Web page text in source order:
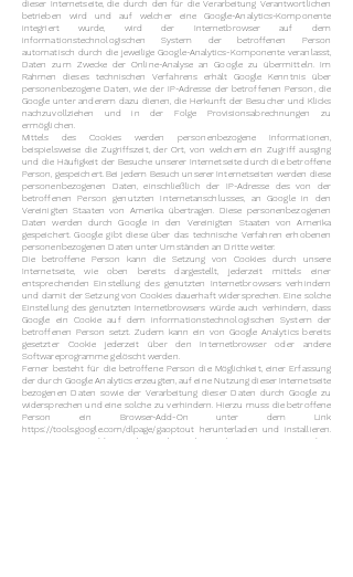
dieser Internetseite, die durch den für die Verarbeitung Verantwortlichen
betrieben wird und auf welcher eine Google-Analytics-Komponente
integriert wurde, wird der Internetbrowser auf dem
informationstechnologischen System der betroffenen Person
automatisch durch die jeweilige Google-Analytics-Komponente veranlasst,
Daten zum Zwecke der Online-Analyse an Google zu übermitteln. Im
Rahmen dieses technischen Verfahrens erhält Google Kenntnis über
personenbezogene Daten, wie der IP-Adresse der betroffenen Person, die
Google unter anderem dazu dienen, die Herkunft der Besucher und Klicks
nachzuvollziehen und in der Folge Provisionsabrechnungen zu
ermöglichen.
Mittels des Cookies werden personenbezogene Informationen,
beispielsweise die Zugriffszeit, der Ort, von welchem ein Zugriff ausging
und die Häufigkeit der Besuche unserer Internetseite durch die betroffene
Person, gespeichert. Bei jedem Besuch unserer Internetseiten werden diese
personenbezogenen Daten, einschließlich der IP-Adresse des von der
betroffenen Person genutzten Internetanschlusses, an Google in den
Vereinigten Staaten von Amerika übertragen. Diese personenbezogenen
Daten werden durch Google in den Vereinigten Staaten von Amerika
gespeichert. Google gibt diese über das technische Verfahren erhobenen
personenbezogenen Daten unter Umständen an Dritte weiter.
Die betroffene Person kann die Setzung von Cookies durch unsere
Internetseite, wie oben bereits dargestellt, jederzeit mittels einer
entsprechenden Einstellung des genutzten Internetbrowsers verhindern
und damit der Setzung von Cookies dauerhaft widersprechen. Eine solche
Einstellung des genutzten Internetbrowsers würde auch verhindern, dass
Google ein Cookie auf dem informationstechnologischen System der
betroffenen Person setzt. Zudem kann ein von Google Analytics bereits
gesetzter Cookie jederzeit über den Internetbrowser oder andere
Softwareprogramme gelöscht werden.
Ferner besteht für die betroffene Person die Möglichkeit, einer Erfassung
der durch Google Analytics erzeugten, auf eine Nutzung dieser Internetseite
bezogenen Daten sowie der Verarbeitung dieser Daten durch Google zu
widersprechen und eine solche zu verhindern. Hierzu muss die betroffene
Person ein Browser-Add-On unter dem Link
https://tools.google.com/dlpage/gaoptout herunterladen und installieren.
Dieses Browser-Add-On teilt Google Analytics über JavaScript mit, dass